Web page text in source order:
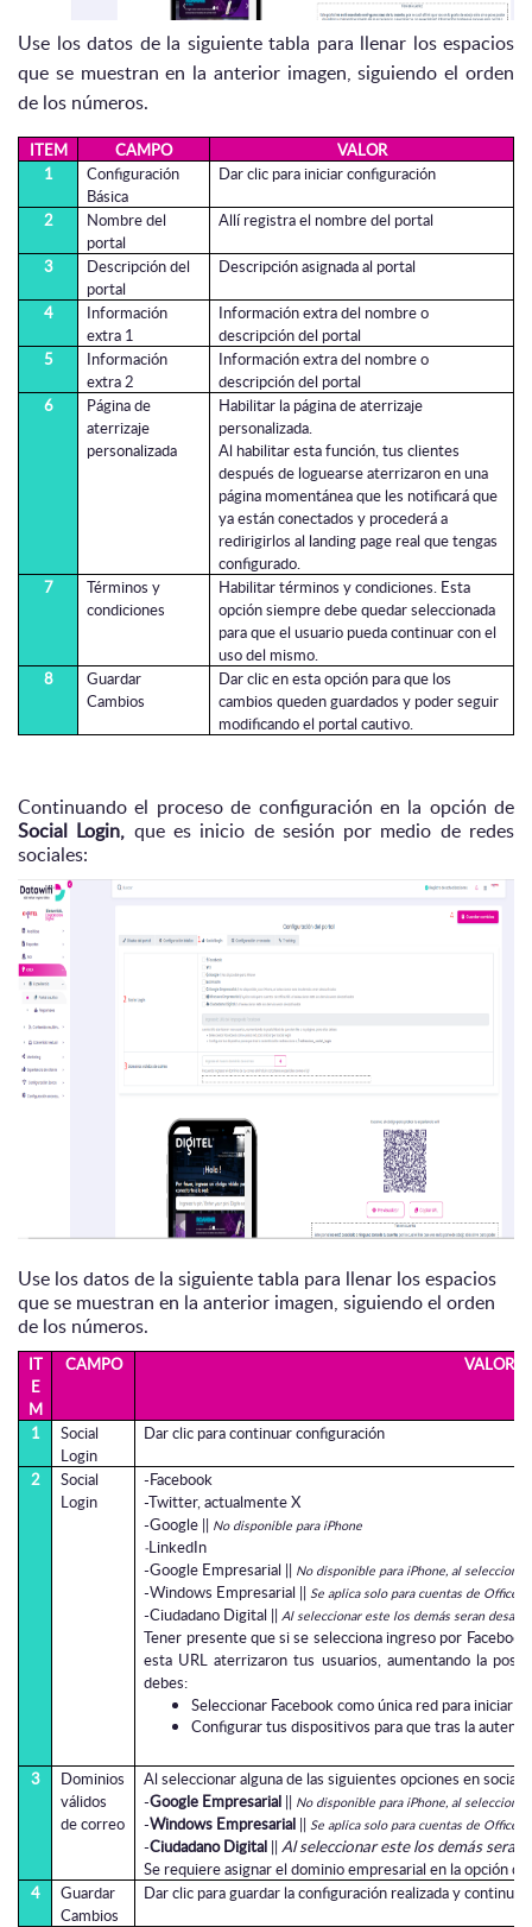
Use los datos de la siguiente tabla para llenar los espacios
que se muestran en la anterior imagen, siguiendo el orden
de los números.
ITEM CAMPO
VALOR
1
Configuración
Básica
Dar clic para iniciar configuración
2
Nombre del
portal
Allí registra el nombre del portal
3
Descripción del
portal
Descripción asignada al portal
4
Información
extra 1
Información extra del nombre o
descripción del portal
5
Información
extra 2
Información extra del nombre o
descripción del portal
6
Página de
aterrizaje
personalizada
Habilitar la página de aterrizaje
personalizada.
Al habilitar esta función, tus clientes
después de loguearse aterrizaron en una
página momentánea que les notificará que
ya están conectados y procederá a
redirigirlos al landing page real que tengas
configurado.
7
Términos y
condiciones
Habilitar términos y condiciones. Esta
opción siempre debe quedar seleccionada
para que el usuario pueda continuar con el
uso del mismo.
8
Guardar
Cambios
Dar clic en esta opción para que los
cambios queden guardados y poder seguir
modificando el portal cautivo.
Continuando el proceso de configuración en la opción de
Social Login, que es inicio de sesión por medio de redes
sociales:
Use los datos de la siguiente tabla para llenar los espacios
que se muestran en la anterior imagen, siguiendo el orden
de los números.
IT
E
M
CAMPO VALOR
1
Social
Login
Dar clic para continuar configuración
2
Social
Login
-Facebook
-Twitter, actualmente X
-Google || No disponible para iPhone
-LinkedIn
-Google Empresarial || No disponible para iPhone, al
-Windows Empresarial || Se aplica solo para cuentas de
-Ciudadano Digital || Al seleccionar este los demás seran
Tener presente que si se selecciona ingreso por
esta URL aterrizaron tus usuarios, aumentando la
debes:
Seleccionar Facebook como única red para iniciar
Configurar tus dispositivos para que tras la
3
Dominios
válidos
de correo
Al seleccionar alguna de las siguientes opciones en social
-Google Empresarial || No disponible para iPhone, al
-Windows Empresarial || Se aplica solo para cuentas de
-Ciudadano Digital || Al seleccionar este los demás seran
Se requiere asignar el dominio empresarial en la opción de
4
Guardar
Cambios
Dar clic para guardar la configuración realizada y